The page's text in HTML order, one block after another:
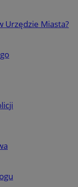
Urzędzie Miasta?